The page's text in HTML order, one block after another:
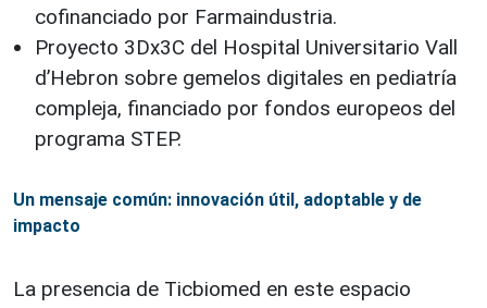
cofinanciado por Farmaindustria.
Proyecto 3Dx3C del Hospital Universitario Vall
d’Hebron sobre gemelos digitales en pediatría
compleja, financiado por fondos europeos del
programa STEP.
Un mensaje común: innovación útil, adoptable y de
impacto
La presencia de Ticbiomed en este espacio